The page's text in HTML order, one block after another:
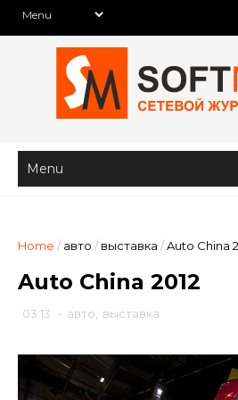
Home / авто / выставка /Auto China
Auto China 2012
03:13 - авто выставка